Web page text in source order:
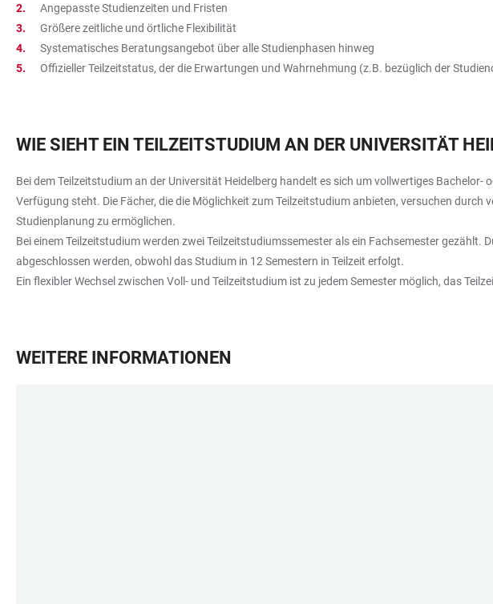
Angepasste Studienzeiten und Fristen
Größere zeitliche und örtliche Flexibilität
Systematisches Beratungsangebot über alle Studienphasen hinweg
Offizieller Teilzeitstatus, der die Erwartungen und Wahrnehmung (z.B. bezüglich der
WIE SIEHT EIN TEILZEITSTUDIUM AN DER UNIVERSITÄT
Bei dem Teilzeitstudium an der Universität Heidelberg handelt es sich um vollwertiges
Verfügung steht. Die Fächer, die die Möglichkeit zum Teilzeitstudium anbieten, versuchen
Studienplanung zu ermöglichen.
Bei einem Teilzeitstudium werden zwei Teilzeitstudiumssemester als ein Fachsemester
abgeschlossen werden, obwohl das Studium in 12 Semestern in Teilzeit erfolgt.
Ein flexibler Wechsel zwischen Voll- und Teilzeitstudium ist zu jedem Semester möglich, das
WEITERE INFORMATIONEN